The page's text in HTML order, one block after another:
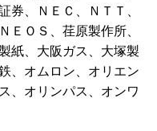
券、ＮＥＣ、ＮＴＴ、
ＥＯＳ、荏原製作所、
紙、大阪ガス、大塚製
、オムロン、オリエン
、オリンパス、オンワ